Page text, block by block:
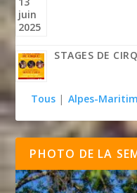
STAGES DE
Tous | Alpes-
PHOTO DE LA